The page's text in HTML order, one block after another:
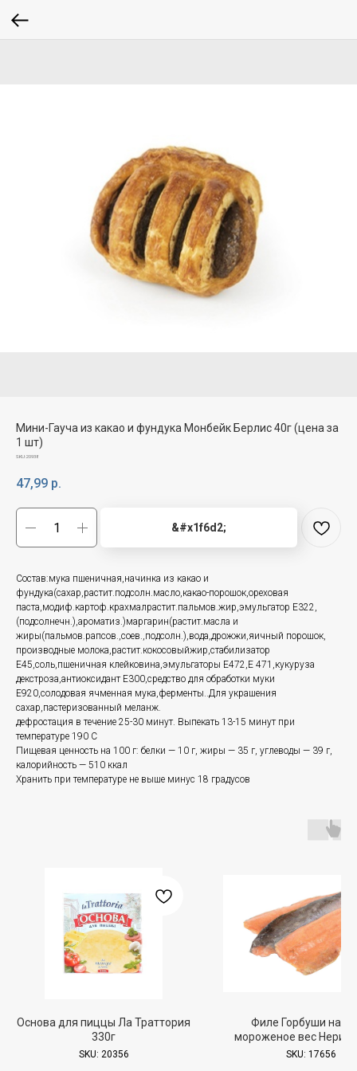
Мини-Гауча из какао и фундука Монбейк Берлис 40г (цена за
1 шт)
SKU:20938
47,99 р.
&#x1f6d2;
Состав:мука пшеничная,начинка из какао и
фундука(сахар,растит.подсолн.масло,какао-порошок,ореховая
паста,модиф.картоф.крахмалрастит.пальмов.жир,эмульгатор Е322,
(подсолнечн.),ароматиз.)маргарин(растит.масла и
жиры(пальмов.рапсов.,соев.,подсолн.),вода,дрожжи,яичный порошок,
производные молока,растит.кокосовыйжир,стабилизатор
Е45,соль,пшеничная клейковина,эмульгаторы Е472,Е 471,кукуруза
декстроза,антиоксидант Е300,средство для обработки муки
Е920,солодовая ячменная мука,ферменты..Для украшения
сахар,пастеризованный меланж.
дефростация в течение 25-30 минут. Выпекать 13-15 минут при
температуре 190 С
Пищевая ценность на 100 г: белки — 10 г, жиры — 35 г, углеводы — 39 г,
калорийность — 510 ккал
Хранить при температуре не выше минус 18 градусов
Основа для пиццы Ла Траттория
330г
SKU: 20356
Филе Горбуши на
мороженое вес Нерия,
SKU: 17656